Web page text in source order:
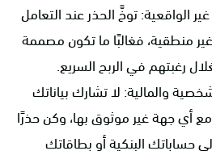
الواقعية: توخَّ الحذر عند التعامل
منطقية، فغالبًا ما تكون مصممة
رغبتهم في الربح السريع.
والمالية: لا تشارك بياناتك
مع أي جهة غير موثوق بها، وكن حذرًا
حساباتك البنكية أو بطاقاتك